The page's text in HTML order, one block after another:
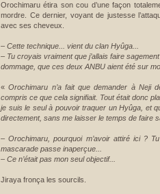
Orochimaru étira son cou d’une façon
mordre. Ce dernier, voyant de justesse
avec ses cheveux.
– Cette technique... vient du clan Hyûga...
– Tu croyais vraiment que j’allais faire
dommage, que ces deux ANBU aient été sur
«Orochimaru n’a fait que demander à Neji
compris ce que cela signifiait. Tout était donc
je suis le seul à pouvoir traquer un Hyûga, et
directement, sans me laisser le temps de faire
–Orochimaru, pourquoi m’avoir attiré ici ?
mascarade passe inaperçue...
– Ce n’était pas mon seul objectif...
Jiraya fronça les sourcils.